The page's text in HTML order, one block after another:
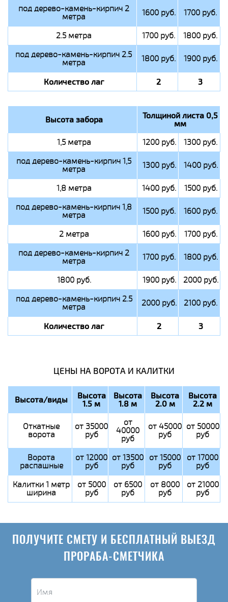
под дерево-камень-кирпич 2
метра 1600 руб. 1700 руб.
2.5 метра 1700 руб.
1800 руб.
под дерево-камень-кирпич 2.5
метра 1800 руб. 1900 руб.
Количество лаг 2 3
Высота забора Толщиной листа 0,5
мм
1,5 метра 1200 руб.
1300 руб.
под дерево-камень-кирпич 1,5
метра 1300 руб. 1400 руб.
1,8 метра 1400 руб.
1500 руб.
под дерево-камень-кирпич 1,8
метра 1500 руб. 1600 руб.
2 метра 1600 руб.
1700 руб.
под дерево-камень-кирпич 2
метра 1700 руб. 1800 руб.
1800 руб. 1900 руб.
2000 руб.
под дерево-камень-кирпич 2.5
метра 2000 руб. 2100 руб.
Количество лаг 2 3
ЦЕНЫ НА ВОРОТА И КАЛИТКИ
Высота/виды Высота
1.5 м
Высота
1.8 м
Высота
2.0 м
Высота
2.2 м
Откатные
ворота
от 35000
руб
от
40000
руб
от 45000
руб
от 50000
руб
Ворота
распашные
от 12000
руб
от 13500
руб
от 15000
руб
от 17000
руб
Калитки 1 метр
ширина
от 5000
руб
от 6500
руб
от 8000
руб
от 21000
руб
ПОЛУЧИТЕ СМЕТУ И БЕСПЛАТНЫЙ ВЫЕЗД
ПРОРАБА-СМЕТЧИКА